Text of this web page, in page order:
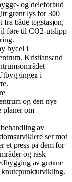
og deleforbud
grønt lys for 300
både togstasjon,
føre til CO2-utslipp
bydel i
Kristiansand
i
og den nye
planer om
av
ser mot
et press på dem for
og rask
av grønne
knutepunktutvikling.